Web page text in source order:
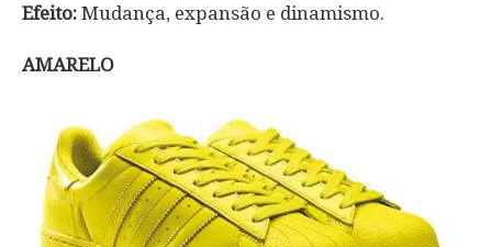
Efeito: Mudança, expansão e dinamismo.
AMARELO